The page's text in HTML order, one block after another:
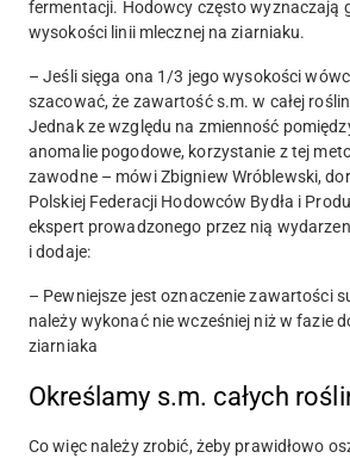
fermentacji. Hodowcy często wyznaczają
wysokości linii mlecznej na ziarniaku.
– Jeśli sięga ona 1/3 jego wysokości
szacować, że zawartość s.m. w całej
Jednak ze względu na zmienność
anomalie pogodowe, korzystanie z tej
zawodne – mówi Zbigniew Wróblewski,
Polskiej Federacji Hodowców Bydła i
ekspert prowadzonego przez nią
i dodaje:
– Pewniejsze jest oznaczenie zawartości
należy wykonać nie wcześniej niż w fazie
ziarniaka
Określamy s.m. całych
Co więc należy zrobić, żeby prawidłowo